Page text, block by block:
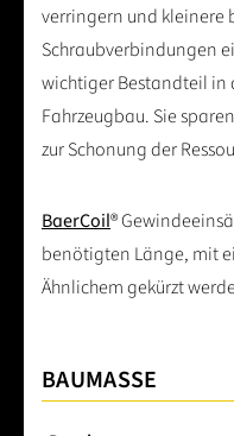
verringern und kleinere
Schraubverbindungen
wichtiger Bestandteil in
Fahrzeugbau. Sie
zur Schonung der
BaerCoil®
benötigten Länge, mit
Ähnlichem gekürzt
BAUMASSE